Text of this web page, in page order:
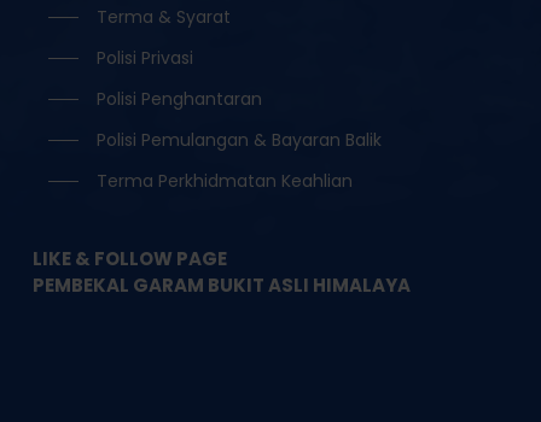
Terma & Syarat
Polisi Privasi
Polisi Penghantaran
Polisi Pemulangan & Bayaran Balik
Terma Perkhidmatan Keahlian
LIKE & FOLLOW PAGE
PEMBEKAL GARAM BUKIT ASLI HIMALAYA